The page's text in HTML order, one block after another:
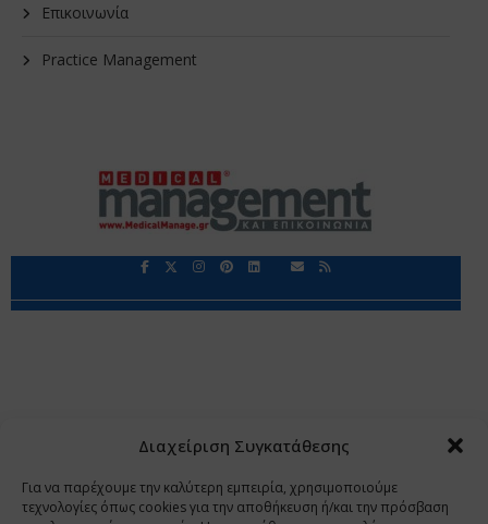
Διαχείριση Συγκατάθεσης
Για να παρέχουμε την καλύτερη εμπειρία, χρησιμοποιούμε
τεχνολογίες όπως cookies για την αποθήκευση ή/και την πρόσβαση
Επικοινωνία
Practice Management
Copyright 2009 - 2026 © Χαραμή Α.Ε.